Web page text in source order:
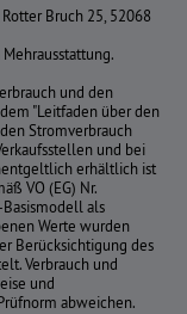
Bruch 25, 52068
und den
"Leitfaden über den
Stromverbrauch
und bei
erhältlich ist
VO (EG) Nr.
als
Werte wurden
Berücksichtigung des
Verbrauch und
und
abweichen.